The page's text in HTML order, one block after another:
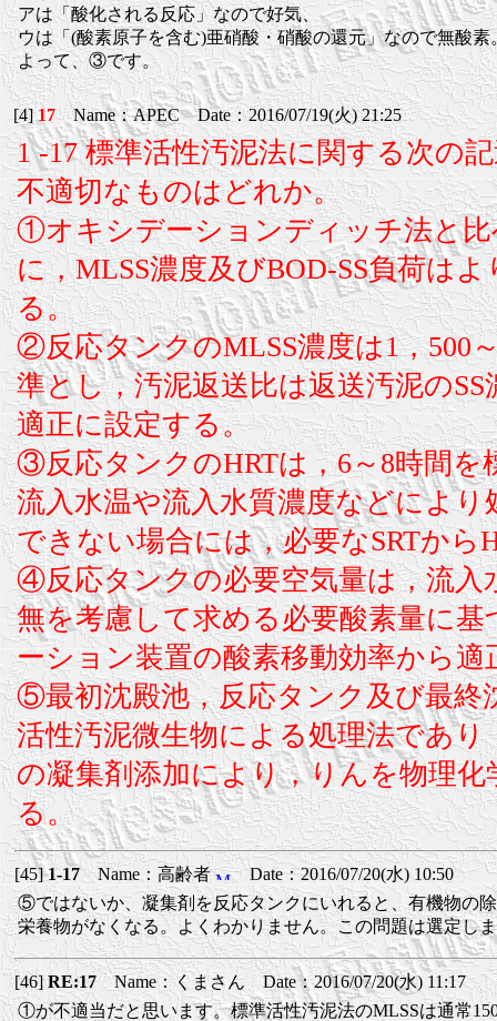
アは「酸化される反応」なので好気、
ウは「(酸素原子を含む)亜硝酸・硝酸の還元」なので無酸素
よって、③です。
[4]17Name：APEC Date：2016/07/19(火) 21:25
1 -17 標準活性汚泥法に関する次の
不適切なものはどれか。
①オキシデーションディッチ法と比
に，MLSS濃度及びBOD-SS負荷は
る。
②反応タンクのMLSS濃度は1，500
準とし，汚泥返送比は返送汚泥の
適正に設定する。
③反応タンクのHRTは，6～8時間を
流入水温や流入水質濃度などにより
できない場合には，必要なSRTから
④反応タンクの必要空気量は，流入
無を考慮して求める必要酸素量に
ーション装置の酸素移動効率から適
⑤最初沈殿池，反応タンク及び最終
活性汚泥微生物による処理法であり
の凝集剤添加により，りんを物理化
る。
[45]1-17Name：高齢者
Date：2016/07/20(水) 10:50
⑤ではないか、凝集剤を反応タンクにいれると、有機物の
栄養物がなくなる。よくわかりません。この問題は選定し
[46]RE:17 Name：くまさん Date：2016/07/20(水) 11:17
①が不適当だと思います。標準活性汚泥法のMLSSは通常